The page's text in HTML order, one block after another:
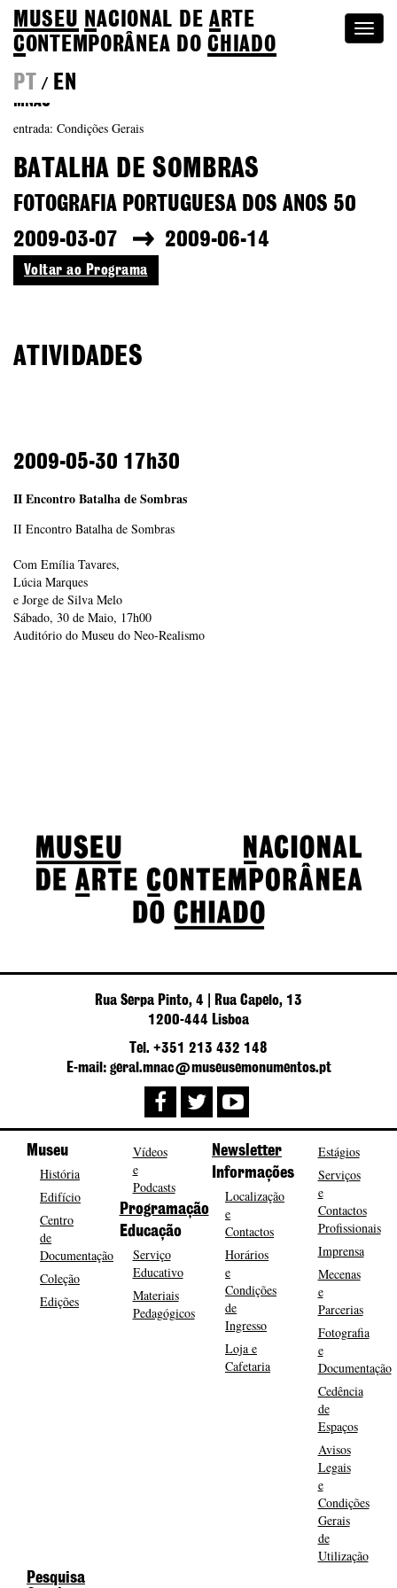
MUSEU NACIONAL DEA RTE
CONTEMPORÂNEA DOCHIADO
PT
/ EN
MNAC
entrada: Condições Gerais
BATALHA DE SOMBRAS
FOTOGRAFIA PORTUGUESA DOS ANOS 50
2009-03-07
2009-06-14
Voltar ao Programa
ATIVIDADES
2009-05-30 17h30
II Encontro Batalha de Sombras
II Encontro Batalha de Sombras
Com Emília Tavares,
Lúcia Marques
e Jorge de Silva Melo
Sábado, 30 de Maio, 17h00
Auditório do Museu do Neo-Realismo
Rua Serpa Pinto, 4 | Rua Capelo, 13
1200-444 Lisboa
Tel. +351 213 432 148
E-mail: geral.mnac@museusemonumentos.pt
Museu
História
Edifício
Centro
de
Documentação
Coleção
Edições
Vídeos
e
Podcasts
Programação
Educação
Serviço
Educativo
Materiais
Pedagógicos
Newsletter
Informações
Localização
e
Contactos
Horários
e
Condições
de
Ingresso
Loja e
Cafetaria
Estágios
Serviços
e
Contactos
Profissionais
Imprensa
Mecenas
e
Parcerias
Fotografia
e
Documentação
Cedência
de
Espaços
Avisos
Legais
e
Condições
Gerais
de
Utilização
Pesquisa